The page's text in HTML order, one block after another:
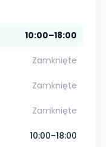
10:00–18:00
Zamknięte
Zamknięte
Zamknięte
10:00–18:00